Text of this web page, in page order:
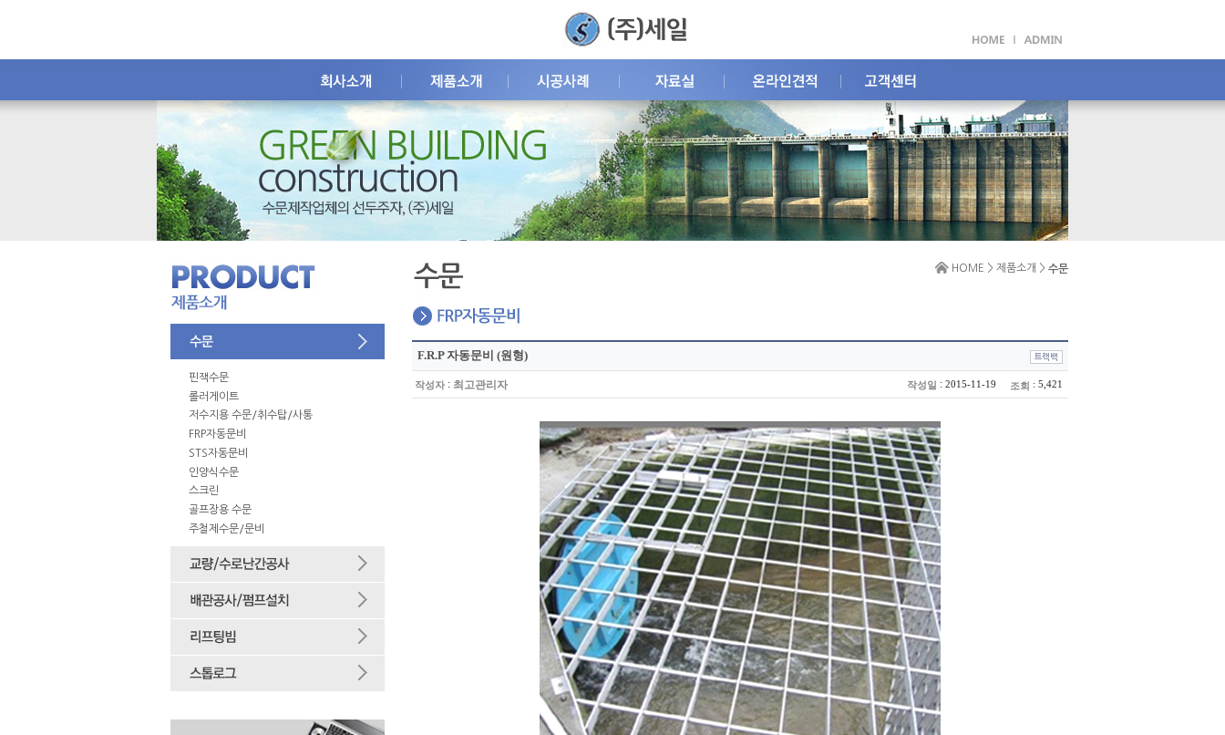
핀잭수문
롤러게이트
저수지용 수문/취수탑/사통
FRP자동문비
STS자동문비
인양식수문
스크린
골프장용 수문
주철제수문/문비
HOME > 제품소개 > 수문
F.R.P 자동문비 (원형)
작성자 : 최고관리자 작성일 : 2015-11-19 조회 : 5,421